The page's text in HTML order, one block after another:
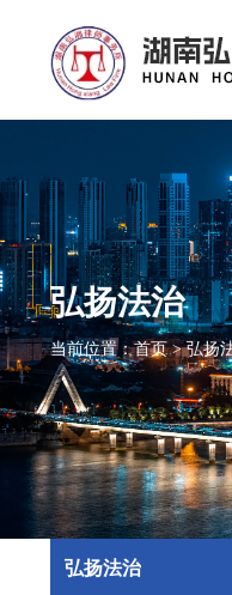
弘扬法治
当前位置：首页 > 弘扬
弘扬法治